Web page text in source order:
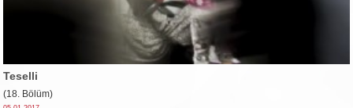
Teselli
(18. Bölüm)